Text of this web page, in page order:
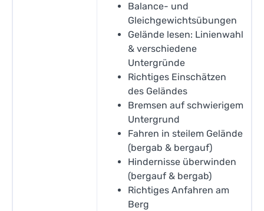
Balance- und
Gleichgewichtsübungen
Gelände lesen: Linienwahl
& verschiedene
Untergründe
Richtiges Einschätzen
des Geländes
Bremsen auf schwierigem
Untergrund
Fahren in steilem Gelände
(bergab & bergauf)
Hindernisse überwinden
(bergauf & bergab)
Richtiges Anfahren am
Berg